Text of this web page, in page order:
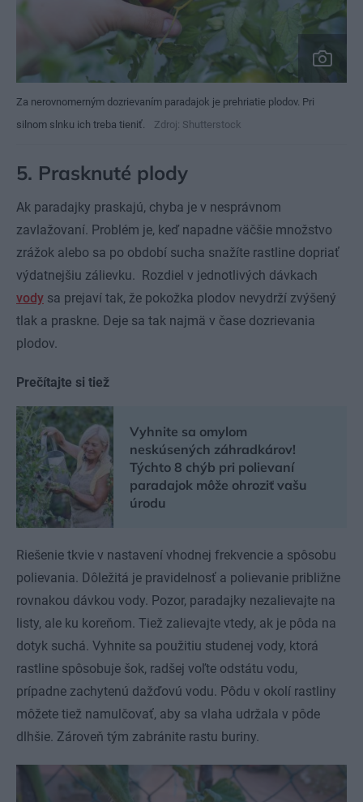
Za nerovnomerným dozrievaním paradajok je prehriatie plodov. Pri
silnom slnku ich treba tieniť.
Zdroj: Shutterstock
5. Prasknuté plody
Ak paradajky praskajú, chyba je v nesprávnom
zavlažovaní. Problém je, keď napadne väčšie množstvo
zrážok alebo sa po období sucha snažíte rastline dopriať
výdatnejšiu zálievku. Rozdiel v jednotlivých dávkach
vody sa prejaví tak, že pokožka plodov nevydrží zvýšený
tlak a praskne. Deje sa tak najmä v čase dozrievania
plodov.
Prečítajte si tiež
Vyhnite sa omylom
neskúsených záhradkárov!
Týchto 8 chýb pri polievaní
paradajok môže ohroziť vašu
úrodu
Riešenie tkvie v nastavení vhodnej frekvencie a spôsobu
polievania. Dôležitá je pravidelnosť a polievanie približne
rovnakou dávkou vody. Pozor, paradajky nezalievajte na
listy, ale ku koreňom. Tiež zalievajte vtedy, ak je pôda na
dotyk suchá. Vyhnite sa použitiu studenej vody, ktorá
rastline spôsobuje šok, radšej voľte odstátu vodu,
prípadne zachytenú dažďovú vodu. Pôdu v okolí rastliny
môžete tiež namulčovať, aby sa vlaha udržala v pôde
dlhšie. Zároveň tým zabránite rastu buriny.